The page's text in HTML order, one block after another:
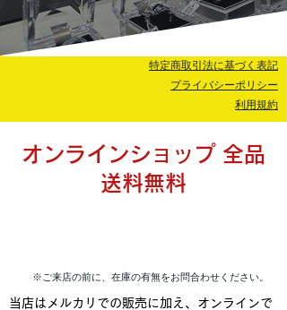
特定商取引法に基づく表記
プライバシーポリシー
利用規約
​オンラインショップ 全品
送料無料
※ご来店の前に、在庫の有無をお問合わせください。
当店はメルカリでの販売に加え、オンラインで